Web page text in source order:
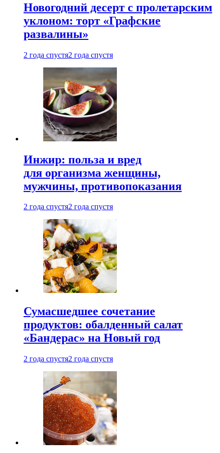
Новогодний десерт с пролетарским
уклоном: торт «Графские
развалины»
2 года спустя2 года спустя
Инжир: польза и вред
для организма женщины,
мужчины, противопоказания
2 года спустя2 года спустя
Сумасшедшее сочетание
продуктов: обалденный салат
«Бандерас» на Новый год
2 года спустя2 года спустя